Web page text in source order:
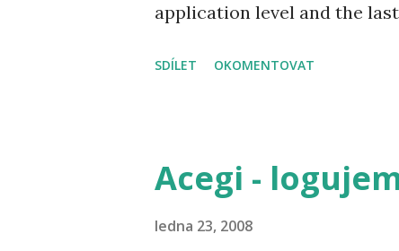
application level and the
used for specifying which
Just instead of requesting
SDÍLET OKOMENTOVAT
Acegi -
ledna 23, 2008